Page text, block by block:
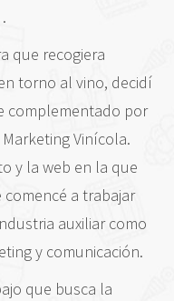
que recogiera
torno al vino, decidí
complementado por
Vinícola.
y la web en la que
a trabajar
auxiliar como
y comunicación.
que busca la